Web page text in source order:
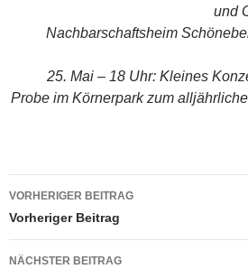
und
Nachbarschaftsheim
25. Mai – 18 Uhr: Kleines
Probe im Körnerpark zum
Beitragsnavigation
VORHERIGER BEITRAG
Vorheriger Beitrag
NÄCHSTER BEITRAG